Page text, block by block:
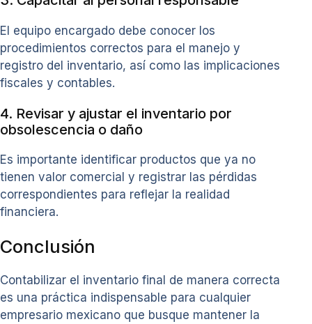
El equipo encargado debe conocer los
procedimientos correctos para el manejo y
registro del inventario, así como las implicaciones
fiscales y contables.
4. Revisar y ajustar el inventario por
obsolescencia o daño
Es importante identificar productos que ya no
tienen valor comercial y registrar las pérdidas
correspondientes para reflejar la realidad
financiera.
Conclusión
Contabilizar el inventario final de manera correcta
es una práctica indispensable para cualquier
empresario mexicano que busque mantener la